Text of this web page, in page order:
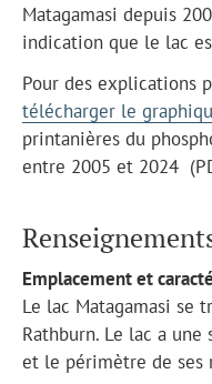
Matagamasi depuis
indication que le lac
Pour des explications
télécharger le
printanières du
entre 2005 et 2024
Emplacement et
Le lac Matagamasi se
Rathburn. Le lac a
et le périmètre de ses